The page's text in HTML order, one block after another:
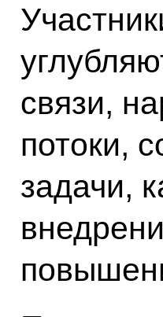
связи,
потоки,
задачи,